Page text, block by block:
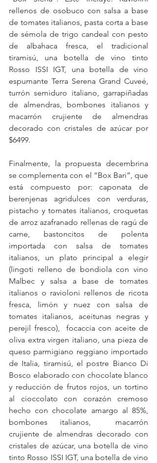
rellenos de osobuco con salsa a base
de tomates italianos, pasta corta a base
de sémola de trigo candeal con pesto
de albahaca fresca, el tradicional
tiramisú, una botella de vino tinto
Rosso ISSI IGT, una botella de vino
espumante Terra Serena Grand Cuveé,
turrón semiduro italiano, garrapiñadas
de almendras, bombones italianos y
macarrón crujiente de almendras
decorado con cristales de azúcar por
$6499.
Finalmente, la propuesta decembrina
se complementa con el “Box Bari”, que
está compuesto por: caponata de
berenjenas agridulces con verduras,
pistacho y tomates italianos, croquetas
de arroz azafranado rellenas de ragú de
carne, bastoncitos de polenta
importada con salsa de tomates
italianos, un plato principal a elegir
(lingoti relleno de bondiola con vino
Malbec y salsa a base de tomates
italianos o ravioloni rellenos de ricota
fresca, limón y nuez con salsa de
tomates italianos, aceitunas negras y
perejil fresco),  focaccia con aceite de
oliva extra virgen italiano, una pieza de
queso parmigiano reggiano importado
de Italia, tiramisú, el postre Bianco Di
Bosco elaborado con chocolate blanco
y reducción de frutos rojos, un tortino
al cioccolato con corazón cremoso
hecho con chocolate amargo al 85%,
bombones italianos,  macarrón
crujiente de almendras decorado con
cristales de azúcar, una botella de vino
tinto Rosso ISSI IGT, una botella de vino